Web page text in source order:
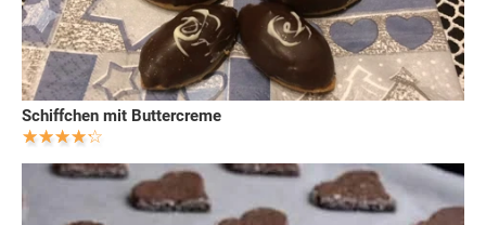
Schiffchen mit Buttercreme